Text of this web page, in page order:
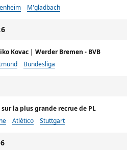
M'gladbach
Kovac | Werder Bremen - BVB
Bundesliga
la plus grande recrue de PL
Atlético Stuttgart